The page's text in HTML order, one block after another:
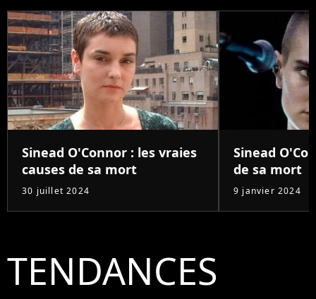
Sinead O'Connor : les vraies
causes de sa mort
30 juillet 2024
Sinead
de sa mort
9 janvier 2024
TENDANCES